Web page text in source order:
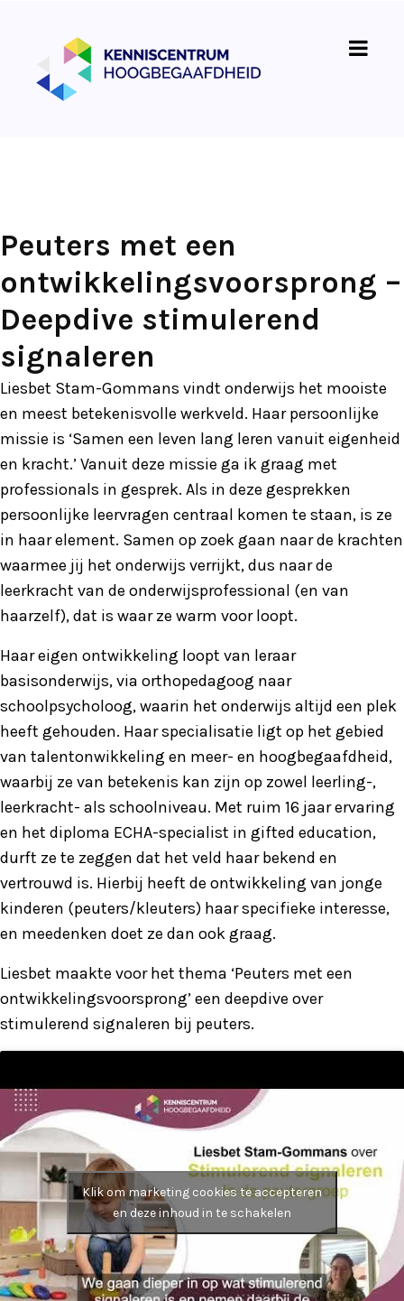
Peuters met een
ontwikkelingsvoorsprong –
Deepdive stimulerend
signaleren
Liesbet Stam-Gommans vindt onderwijs het mooiste
en meest betekenisvolle werkveld. Haar persoonlijke
missie is ‘Samen een leven lang leren vanuit eigenheid
en kracht.’ Vanuit deze missie ga ik graag met
professionals in gesprek. Als in deze gesprekken
persoonlijke leervragen centraal komen te staan, is ze
in haar element. Samen op zoek gaan naar de krachten
waarmee jij het onderwijs verrijkt, dus naar de
leerkracht van de onderwijsprofessional (en van
haarzelf), dat is waar ze warm voor loopt.
Haar eigen ontwikkeling loopt van leraar
basisonderwijs, via orthopedagoog naar
schoolpsycholoog, waarin het onderwijs altijd een plek
heeft gehouden. Haar specialisatie ligt op het gebied
van talentonwikkeling en meer- en hoogbegaafdheid,
waarbij ze van betekenis kan zijn op zowel leerling-,
leerkracht- als schoolniveau. Met ruim 16 jaar ervaring
en het diploma ECHA-specialist in gifted education,
durft ze te zeggen dat het veld haar bekend en
vertrouwd is. Hierbij heeft de ontwikkeling van jonge
kinderen (peuters/kleuters) haar specifieke interesse,
en meedenken doet ze dan ook graag.
Liesbet maakte voor het thema ‘Peuters met een
ontwikkelingsvoorsprong’ een deepdive over
stimulerend signaleren bij peuters.
Klik om marketing cookies te accepteren
en deze inhoud in te schakelen